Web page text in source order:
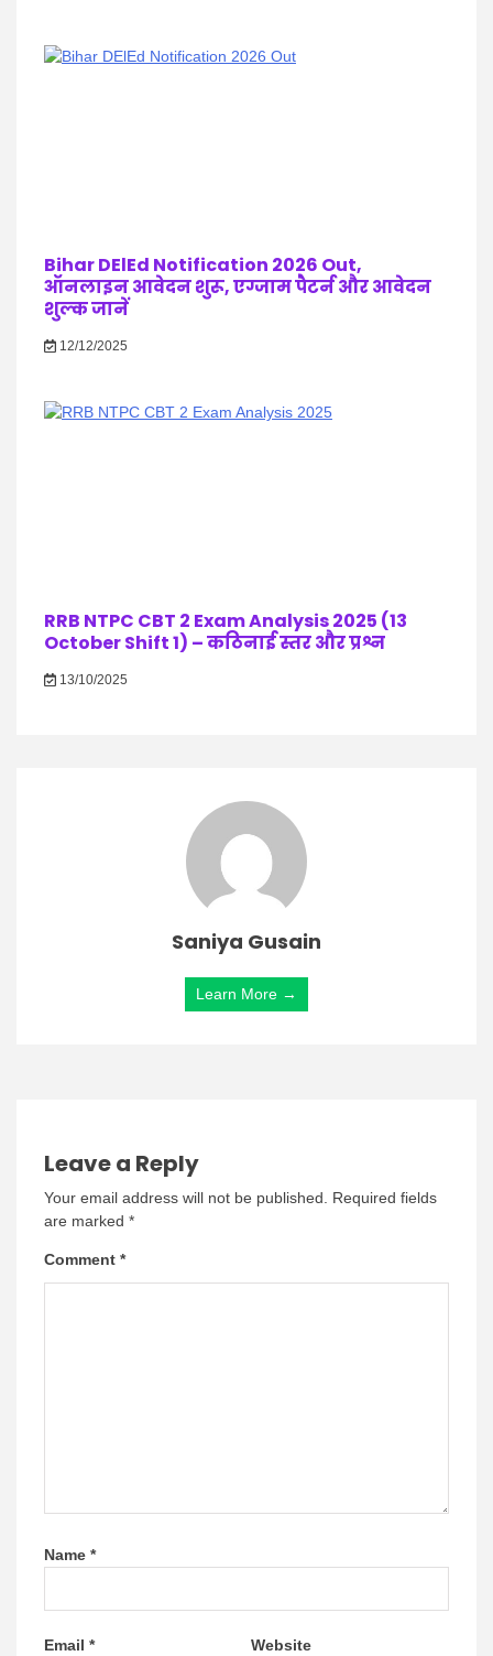
Bihar DElEd Notification 2026 Out,
ऑनलाइन आवेदन शुरू, एग्जाम पैटर्न और आवेदन
शुल्क जानें
12/12/2025
RRB NTPC CBT 2 Exam Analysis 2025 (13
October Shift 1) – कठिनाई स्तर और प्रश्न
13/10/2025
Saniya Gusain
Learn More →
Leave a Reply
Your email address will not be published.
Required fields
are marked *
Comment *
Name *
Email * Website